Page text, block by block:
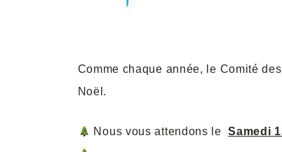
Comme chaque année, le Comité
Noël.
Nous vous attendons le Samedi